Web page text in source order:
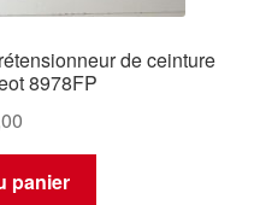
de ceinture
8978FP
panier